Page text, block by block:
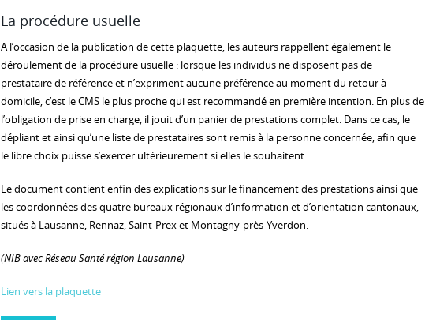
La procédure usuelle
A l’occasion de la publication de cette plaquette, les auteurs rappellent également le
déroulement de la procédure usuelle : lorsque les individus ne disposent pas de
prestataire de référence et n’expriment aucune préférence au moment du retour à
domicile, c’est le CMS le plus proche qui est recommandé en première intention. En plus de
l’obligation de prise en charge, il jouit d’un panier de prestations complet. Dans ce cas, le
dépliant et ainsi qu’une liste de prestataires sont remis à la personne concernée, afin que
le libre choix puisse s’exercer ultérieurement si elles le souhaitent.
Le document contient enfin des explications sur le financement des prestations ainsi que
les coordonnées des quatre bureaux régionaux d’information et d’orientation cantonaux,
situés à Lausanne, Rennaz, Saint-Prex et Montagny-près-Yverdon.
(NIB avec Réseau Santé région Lausanne)
Lien vers la plaquette